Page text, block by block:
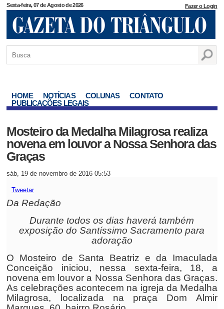
Sexta-feira, 07 de Agosto de 2026 Fazer o Login
HOME NOTÍCIAS COLUNAS
CONTATO
PUBLICAÇÕES LEGAIS
Mosteiro da Medalha Milagrosa realiza
novena em louvor a Nossa Senhora das
Graças
sáb, 19 de novembro de 2016 05:53
Tweetar
Da Redação
Durante todos os dias haverá também
exposição do Santíssimo Sacramento para
adoração
O Mosteiro de Santa Beatriz e da Imaculada
Conceição iniciou, nessa sexta-feira, 18, a
novena em louvor a Nossa Senhora das Graças.
As celebrações acontecem na igreja da Medalha
Milagrosa, localizada na praça Dom Almir